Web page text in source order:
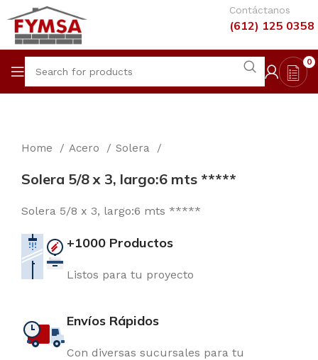
Contáctanos
(612) 125 0358
0
Home Acero Solera
Solera 5/8 x 3, largo:6 mts *****
Solera 5/8 x 3, largo:6 mts *****
+1000 Productos
Listos para tu proyecto
Envíos Rápidos
Con diversas sucursales para tu